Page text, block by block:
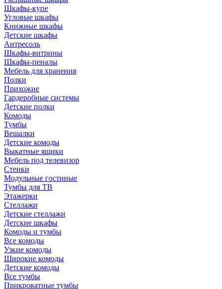
Шкафы-купе
Угловые шкафы
Книжные шкафы
Детские шкафы
Антресоль
Шкафы-витрины
Шкафы-пеналы
Мебель для хранения
Полки
Прихожие
Гардеробные системы
Детские полки
Комоды
Тумбы
Вешалки
Детские комоды
Выкатные ящики
Мебель под телевизор
Стенки
Модульные гостиные
Тумбы для ТВ
Этажерки
Стеллажи
Детские стеллажи
Детские шкафы
Комоды и тумбы
Все комоды
Узкие комоды
Широкие комоды
Детские комоды
Все тумбы
Прикроватные тумбы